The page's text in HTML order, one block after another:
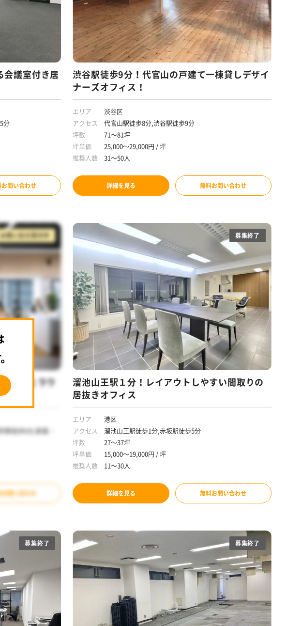
会議室付き居
分
問い合わせ
渋谷駅徒歩9分！代官山の戸建て一棟貸しデザイ
ナーズオフィス！
エリア
渋谷区
アクセス
代官山駅徒歩8分,渋谷駅徒歩9分
坪数
71～81坪
坪単価
25,000～29,000円 / 坪
推奨人数
31～50人
詳細を見る 無料お問い合わせ
募集終了
溜池山王駅１分！レイアウトしやすい間取りの
居抜きオフィス
エリア
港区
アクセス
溜池山王駅徒歩1分,赤坂駅徒歩5分
坪数
27～37坪
坪単価
15,000～19,000円 / 坪
推奨人数
11～30人
詳細を見る 無料お問い合わせ
募集終了 募集終了
お問い合せ受付中
ラスとラウ
駅徒歩6分,新富町
問い合わせ